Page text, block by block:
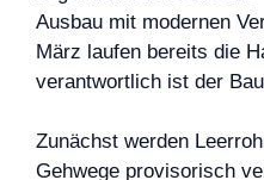
Ausbau mit modernen
März laufen bereits die
verantwortlich ist der
Zunächst werden
Gehwege provisorisch